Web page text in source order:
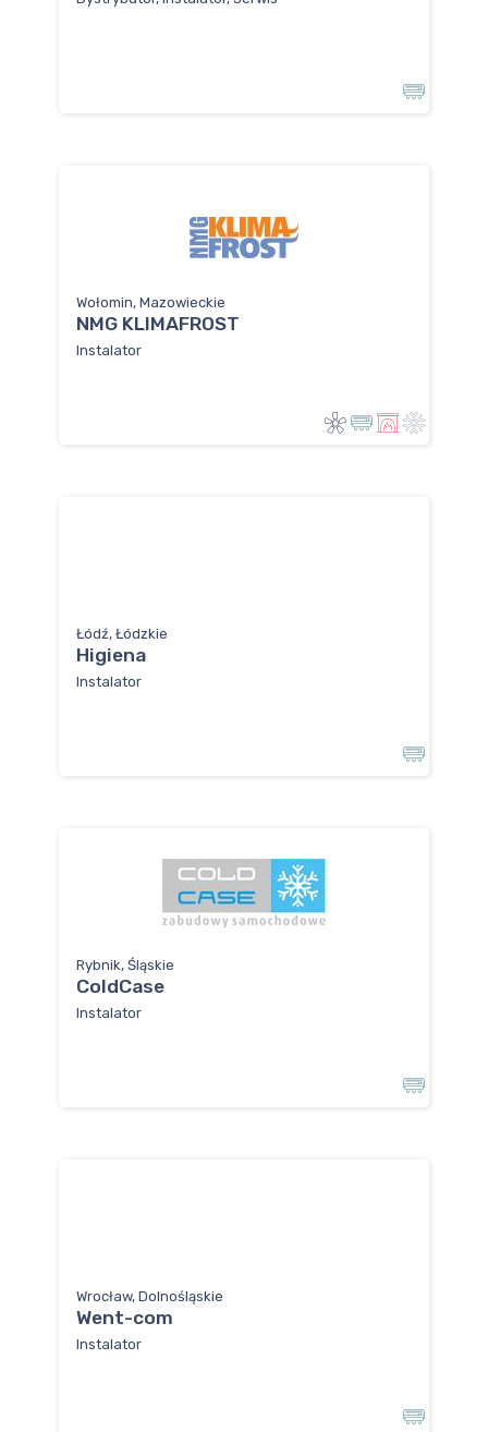
Wołomin, Mazowieckie
NMG KLIMAFROST
Instalator
Łódź, Łódzkie
Higiena
Instalator
Rybnik, Śląskie
ColdCase
Instalator
Wrocław, Dolnośląskie
Went-com
Instalator